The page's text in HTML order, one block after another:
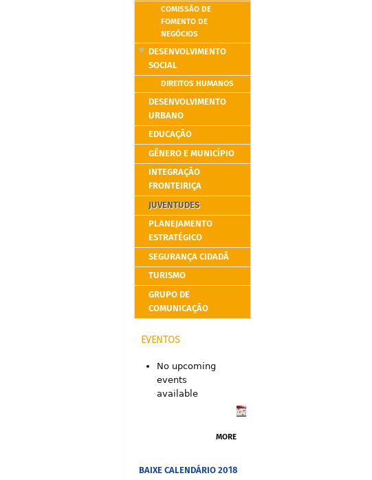
COMISSÃO DE
FOMENTO DE
NEGÓCIOS
DESENVOLVIMENTO
SOCIAL
DIREITOS HUMANOS
DESENVOLVIMENTO
URBANO
EDUCAÇÃO
GÊNERO E MUNICÍPIO
INTEGRAÇÃO
FRONTEIRIÇA
JUVENTUDES
PLANEJAMENTO
ESTRATÉGICO
SEGURANÇA CIDADÃ
TURISMO
GRUPO DE
COMUNICAÇÃO
EVENTOS
No upcoming
events
available
MORE
BAIXE CALENDÁRIO 2018